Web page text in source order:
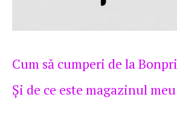
Cum să cumperi de la
Şi de ce este magazinul